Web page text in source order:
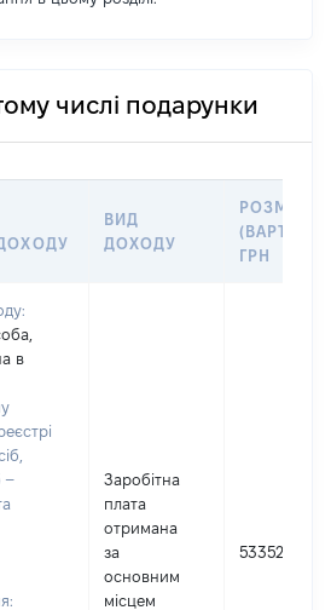
числі подарунки
ВИД
ДОХОДУ
РОЗМІР
ГРН
в
–
Заробітна
плата
отримана
за
основним
місцем
533526